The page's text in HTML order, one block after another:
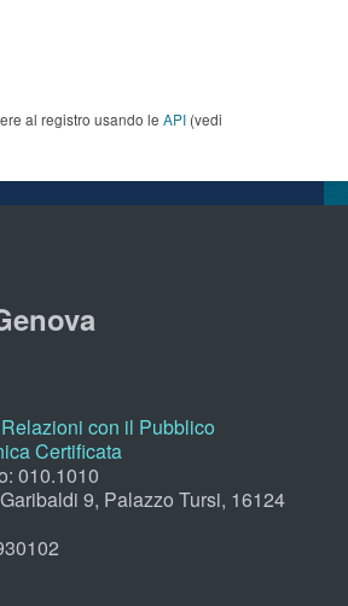
al registro usando le API (vedi
con il Pubblico
Certificata
010.1010
9, Palazzo Tursi, 16124